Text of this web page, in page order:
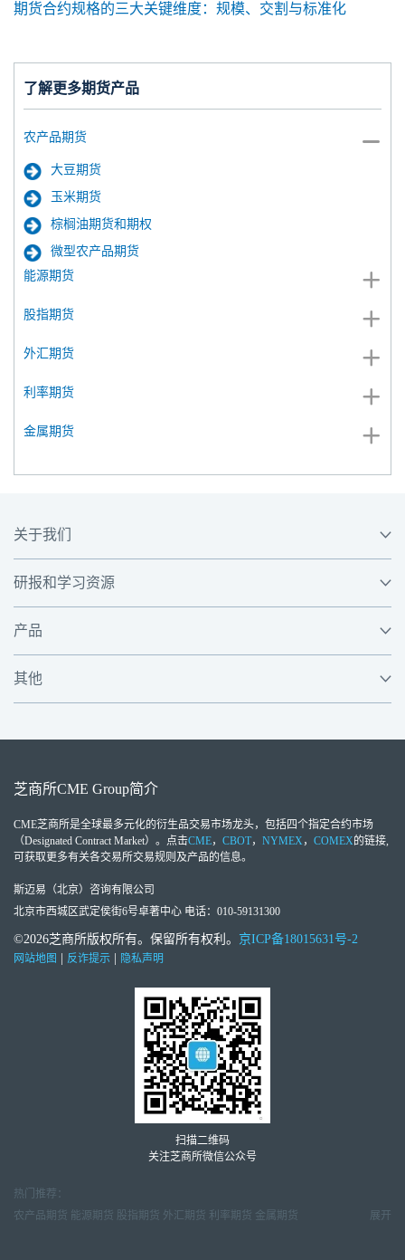
了解更多期货产品
农产品期货
大豆期货
玉米期货
棕榈油期货和期权
微型农产品期货
能源期货
股指期货
外汇期货
利率期货
金属期货
期货合约规格的三大关键维度：规模、交割与标准化
关于我们
研报和学习资源
产品
其他
芝商所CME Group简介
CME芝商所是全球最多元化的衍生品交易市场龙头，包括四个指定合约市场
（Designated Contract Market）。点击CME， CBOT， NYMEX， COMEX的链接,
可获取更多有关各交易所交易规则及产品的信息。
斯迈易（北京）咨询有限公司
北京市西城区武定侯街6号卓著中心 电话：010-59131300
©2026芝商所版权所有。保留所有权利。 京ICP备18015631号-2
网站地图 反诈提示 隐私声明
扫描二维码
关注芝商所微信公众号
热门推荐：
农产品期货 能源期货 股指期货 外汇期货 利率期货 金属期货
展开